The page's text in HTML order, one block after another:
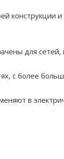
конструкции и
для сетей,
с более
в